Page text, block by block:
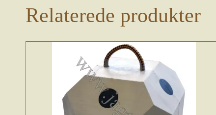
Relaterede produkter